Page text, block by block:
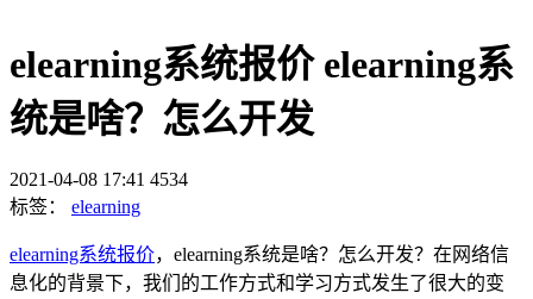
elearning系统报价 elearning系
统是啥？怎么开发
2021-04-08 17:41 4534
标签：
elearning
elearning系统报价，elearning系统是啥？怎么开发？在网络信
息化的背景下，我们的工作方式和学习方式发生了很大的变